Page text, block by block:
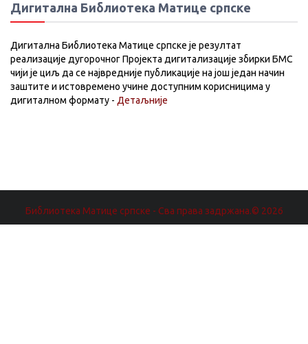
Дигитална Библиотека Матице српске
Дигитална Библиотека Матице српске је резултат
реализације дугорочног Пројекта дигитализације збирки БМС
чији је циљ да се највредније публикације на још један начин
заштите и истовремено учине доступним корисницима у
дигиталном формату - Детаљније
Библиотека Матице српске - Сва права задржана.© 2026